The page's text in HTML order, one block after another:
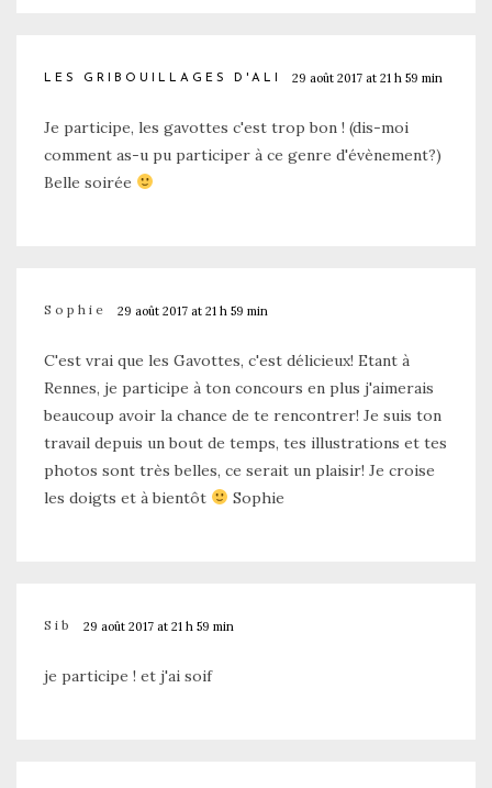
LES GRIBOUILLAGES D'ALI 29 août 2017 at 21 h 59 min
Je participe, les gavottes c'est trop bon ! (dis-moi
comment as-u pu participer à ce genre d'évènement?)
Belle soirée
Sophie 29 août 2017 at 21 h 59 min
C'est vrai que les Gavottes, c'est délicieux! Etant à
Rennes, je participe à ton concours en plus j'aimerais
beaucoup avoir la chance de te rencontrer! Je suis ton
travail depuis un bout de temps, tes illustrations et tes
photos sont très belles, ce serait un plaisir! Je croise
les doigts et à bientôt
Sophie
Sib 29 août 2017 at 21 h 59 min
je participe ! et j'ai soif